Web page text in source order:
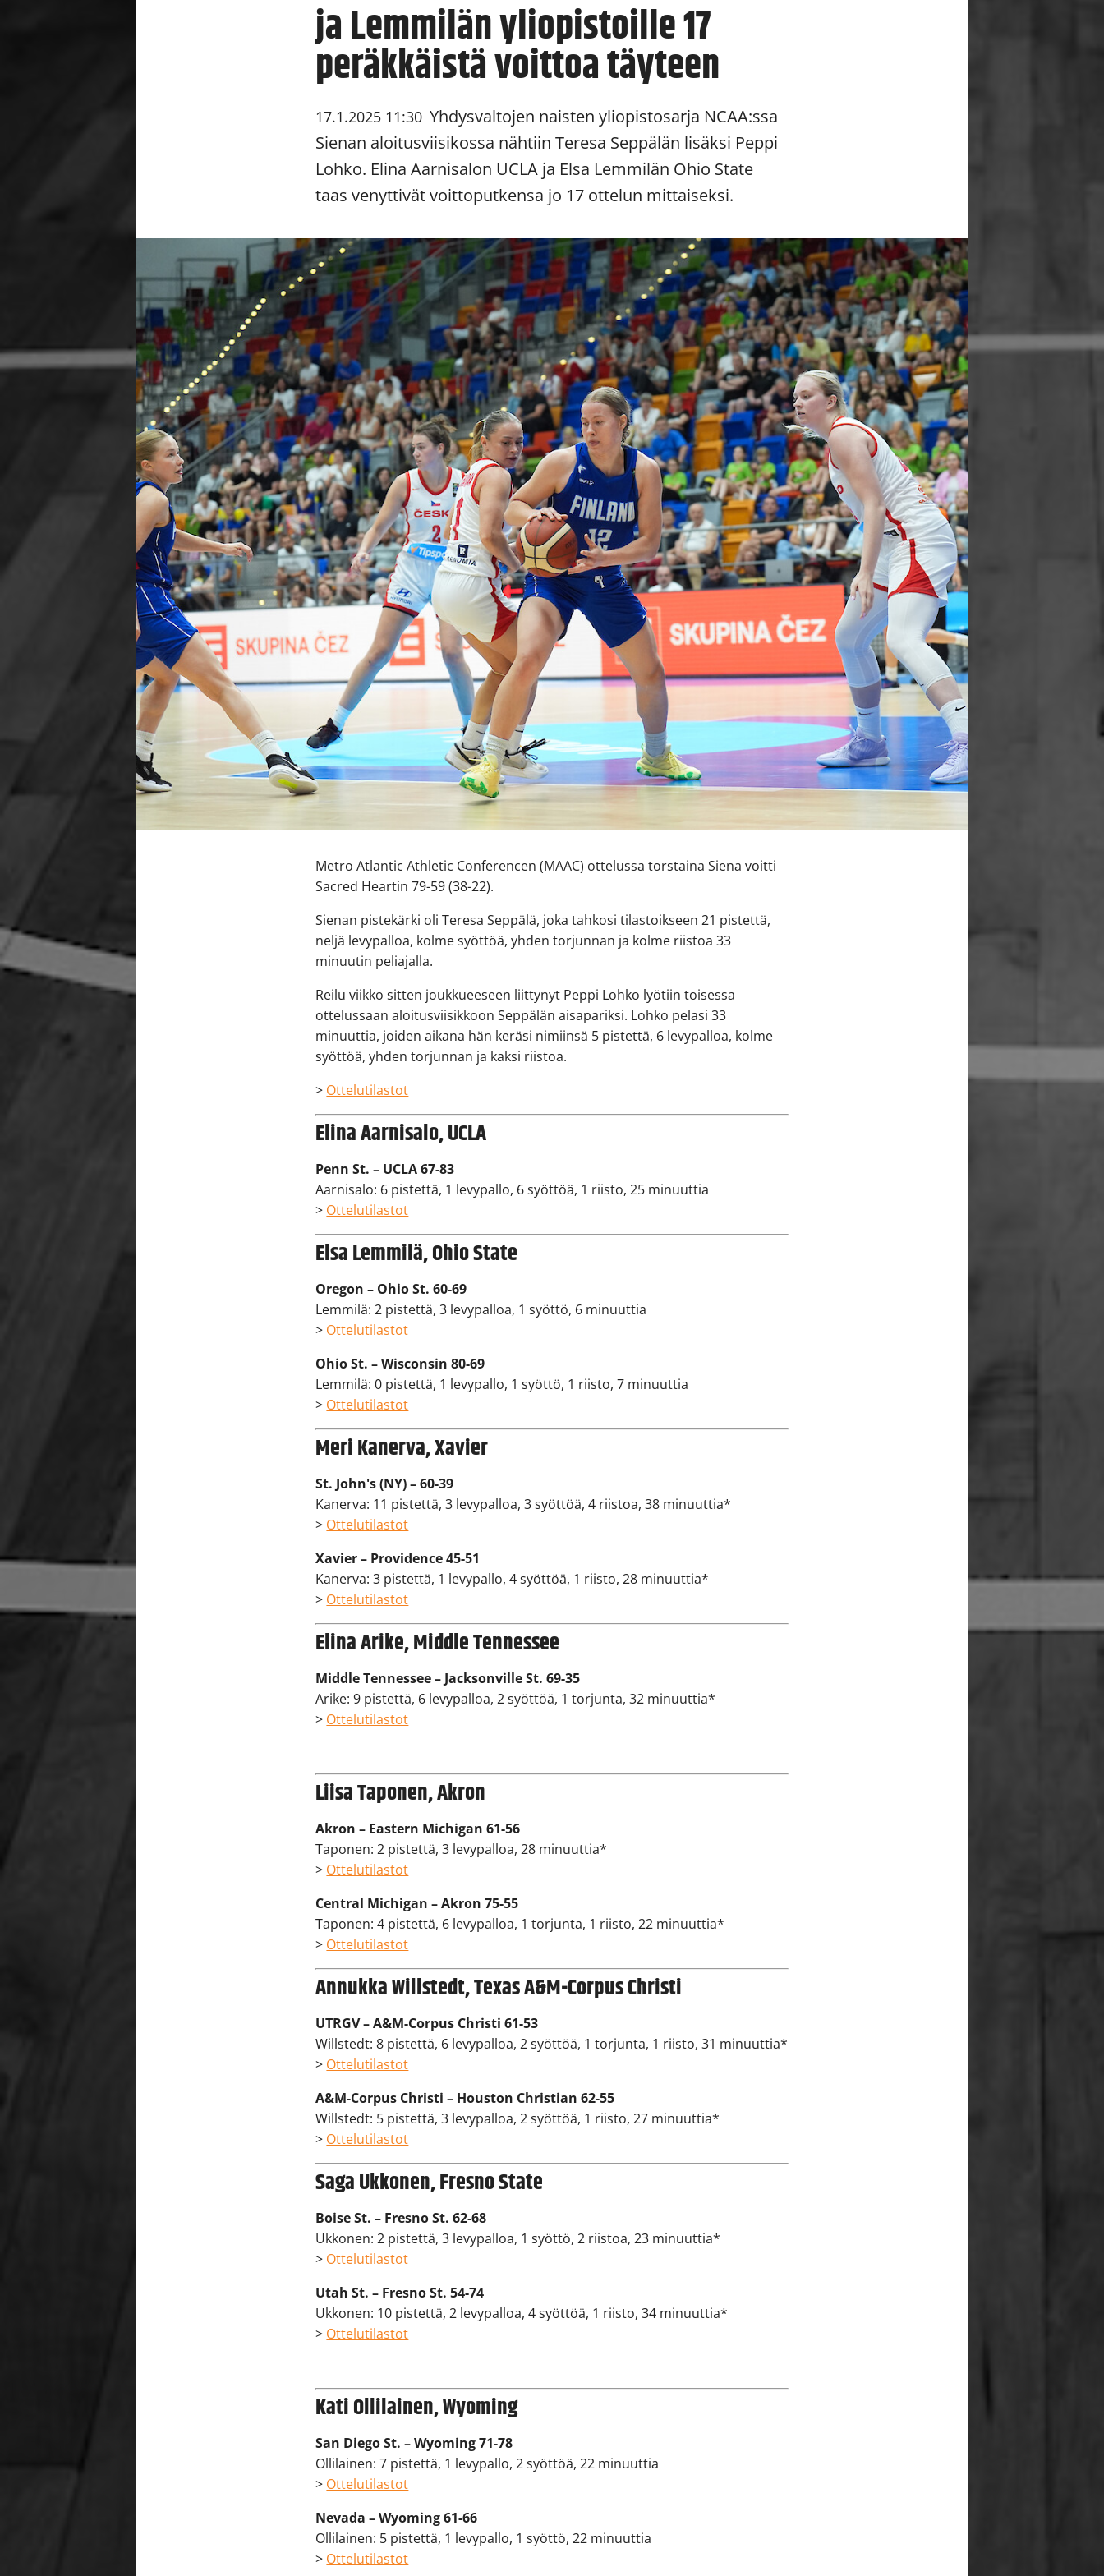
ja Lemmilän yliopistoille 17
peräkkäistä voittoa täyteen
17.1.2025 11:30 Yhdysvaltojen naisten yliopistosarja NCAA:ssa
Sienan aloitusviisikossa nähtiin Teresa Seppälän lisäksi Peppi
Lohko. Elina Aarnisalon UCLA ja Elsa Lemmilän Ohio State
taas venyttivät voittoputkensa jo 17 ottelun mittaiseksi.
Metro Atlantic Athletic Conferencen (MAAC) ottelussa torstaina Siena voitti
Sacred Heartin 79-59 (38-22).
Sienan pistekärki oli Teresa Seppälä, joka tahkosi tilastoikseen 21 pistettä,
neljä levypalloa, kolme syöttöä, yhden torjunnan ja kolme riistoa 33
minuutin peliajalla.
Reilu viikko sitten joukkueeseen liittynyt Peppi Lohko lyötiin toisessa
ottelussaan aloitusviisikkoon Seppälän aisapariksi. Lohko pelasi 33
minuuttia, joiden aikana hän keräsi nimiinsä 5 pistettä, 6 levypalloa, kolme
syöttöä, yhden torjunnan ja kaksi riistoa.
> Ottelutilastot
Elina Aarnisalo, UCLA
Penn St. – UCLA 67-83
Aarnisalo: 6 pistettä, 1 levypallo, 6 syöttöä, 1 riisto, 25 minuuttia
> Ottelutilastot
Elsa Lemmilä, Ohio State
Oregon – Ohio St. 60-69
Lemmilä: 2 pistettä, 3 levypalloa, 1 syöttö, 6 minuuttia
> Ottelutilastot
Ohio St. – Wisconsin 80-69
Lemmilä: 0 pistettä, 1 levypallo, 1 syöttö, 1 riisto, 7 minuuttia
> Ottelutilastot
Meri Kanerva, Xavier
St. John's (NY) – 60-39
Kanerva: 11 pistettä, 3 levypalloa, 3 syöttöä, 4 riistoa, 38 minuuttia*
> Ottelutilastot
Xavier – Providence 45-51
Kanerva: 3 pistettä, 1 levypallo, 4 syöttöä, 1 riisto, 28 minuuttia*
> Ottelutilastot
Elina Arike, Middle Tennessee
Middle Tennessee – Jacksonville St. 69-35
Arike: 9 pistettä, 6 levypalloa, 2 syöttöä, 1 torjunta, 32 minuuttia*
> Ottelutilastot
Liisa Taponen, Akron
Akron – Eastern Michigan 61-56
Taponen: 2 pistettä, 3 levypalloa, 28 minuuttia*
> Ottelutilastot
Central Michigan – Akron 75-55
Taponen: 4 pistettä, 6 levypalloa, 1 torjunta, 1 riisto, 22 minuuttia*
> Ottelutilastot
Annukka Willstedt, Texas A&M-Corpus Christi
UTRGV – A&M-Corpus Christi 61-53
Willstedt: 8 pistettä, 6 levypalloa, 2 syöttöä, 1 torjunta, 1 riisto, 31 minuuttia*
> Ottelutilastot
A&M-Corpus Christi – Houston Christian 62-55
Willstedt: 5 pistettä, 3 levypalloa, 2 syöttöä, 1 riisto, 27 minuuttia*
> Ottelutilastot
Saga Ukkonen, Fresno State
Boise St. – Fresno St. 62-68
Ukkonen: 2 pistettä, 3 levypalloa, 1 syöttö, 2 riistoa, 23 minuuttia*
> Ottelutilastot
Utah St. – Fresno St. 54-74
Ukkonen: 10 pistettä, 2 levypalloa, 4 syöttöä, 1 riisto, 34 minuuttia*
> Ottelutilastot
Kati Ollilainen, Wyoming
San Diego St. – Wyoming 71-78
Ollilainen: 7 pistettä, 1 levypallo, 2 syöttöä, 22 minuuttia
> Ottelutilastot
Nevada – Wyoming 61-66
Ollilainen: 5 pistettä, 1 levypallo, 1 syöttö, 22 minuuttia
> Ottelutilastot